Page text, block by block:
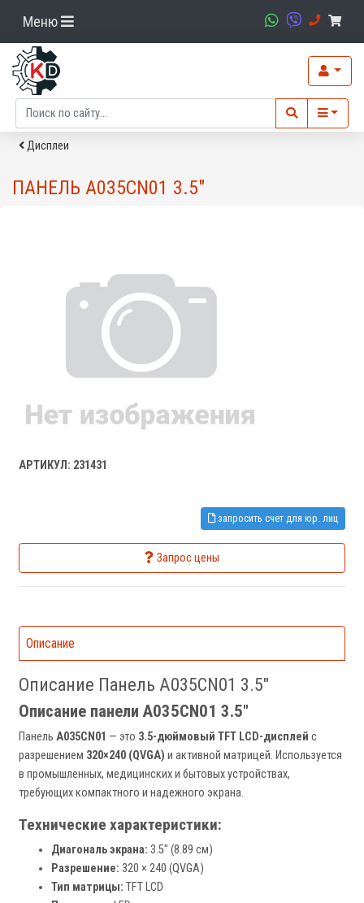
Меню
Дисплеи
ПАНЕЛЬ A035CN01 3.5"
АРТИКУЛ: 231431
запросить счет для юр. лиц
Запрос цены
Описание
Описание Панель A035CN01 3.5"
Описание панели A035CN01 3.5"
Панель A035CN01 — это 3.5-дюймовый TFT LCD-дисплей с
разрешением 320×240 (QVGA) и активной матрицей. Используется
в промышленных, медицинских и бытовых устройствах,
требующих компактного и надежного экрана.
Технические характеристики:
Диагональ экрана: 3.5" (8.89 см)
Разрешение: 320 × 240 (QVGA)
Тип матрицы: TFT LCD